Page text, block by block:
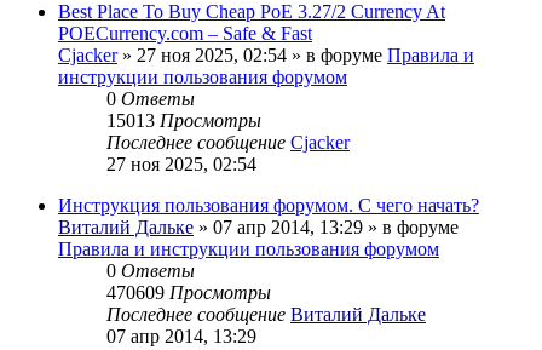
Best Place To Buy Cheap PoE 3.27/2 Currency At
POECurrency.com – Safe & Fast
Cjacker» 27 ноя 2025, 02:54 » в форуме Правила и
инструкции пользования форумом
0 Ответы
15013 Просмотры
Последнее сообщение Cjacker
27 ноя 2025, 02:54
Инструкция пользования форумом. С чего начать?
Виталий Дальке » 07 апр 2014, 13:29 » в форуме
Правила и инструкции пользования форумом
0 Ответы
470609 Просмотры
Последнее сообщение Виталий Дальке
07 апр 2014, 13:29